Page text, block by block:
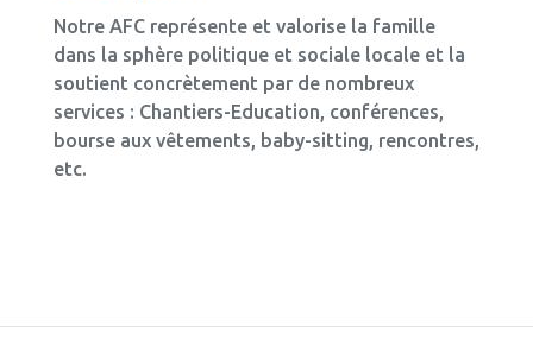
Notre AFC représente et valorise la famille
dans la sphère politique et sociale locale et la
soutient concrètement par de nombreux
services : Chantiers-Education, conférences,
bourse aux vêtements, baby-sitting, rencontres,
etc.